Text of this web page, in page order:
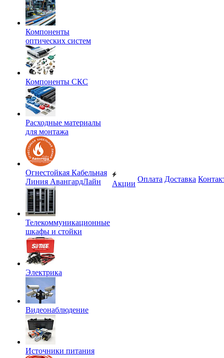
Компоненты
оптических систем
Компоненты СКС
Расходные материалы
для монтажа
Огнестойкая Кабельная
Линия АвангардЛайн
Телекоммуникационные
шкафы и стойки
Электрика
Видеонаблюдение
Источники питания
Акции
Оплата Доставка